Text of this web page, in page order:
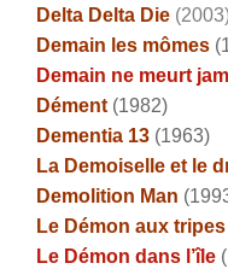
Delta Delta Die
Demain les mômes
Demain ne meurt
Dément (1982)
Dementia 13 (1963)
La Demoiselle et le
Demolition Man
Le Démon aux tripes
Le Démon dans l’île